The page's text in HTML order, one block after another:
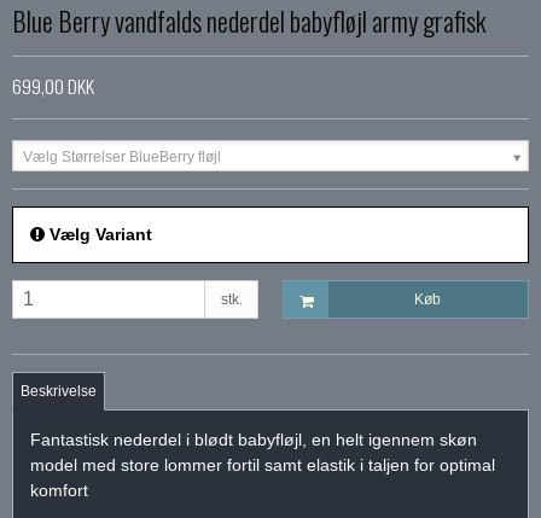
Blue Berry vandfalds nederdel babyfløjl army grafisk
699,00 DKK
Vælg Størrelser BlueBerry fløjl
Vælg Variant
stk. Køb
Beskrivelse
Fantastisk nederdel i blødt babyfløjl, en helt igennem skøn
model med store lommer fortil samt elastik i taljen for optimal
komfort